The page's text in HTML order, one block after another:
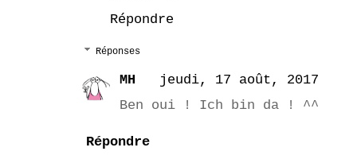
Répondre
Réponses
MH
jeudi, 17 août, 2017
Ben oui ! Ich bin da ! ^^
Répondre